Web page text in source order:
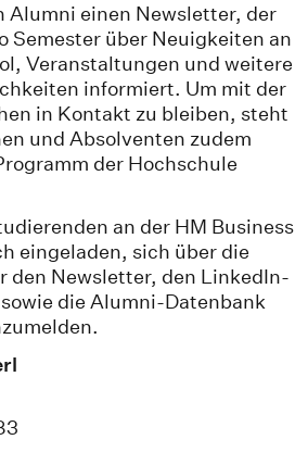
Alumni einen Newsletter, der
Semester über Neuigkeiten an
Veranstaltungen und weitere
informiert. Um mit der
in Kontakt zu bleiben, steht
und Absolventen zudem
der Hochschule
an der HM Business
eingeladen, sich über die
den Newsletter, den LinkedIn-
die Alumni-Datenbank